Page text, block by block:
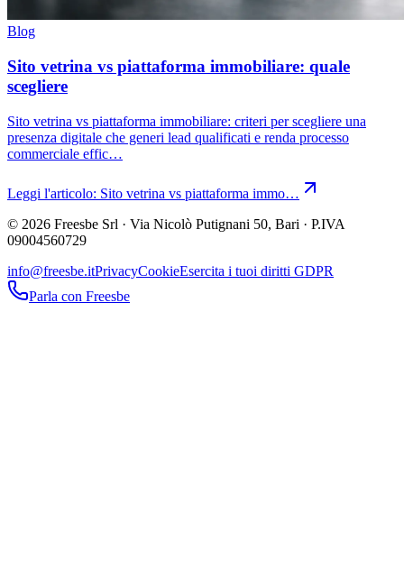
Blog
Sito vetrina vs piattaforma immobiliare: quale
scegliere
Sito vetrina vs piattaforma immobiliare: criteri per scegliere una
presenza digitale che generi lead qualificati e renda processo
commerciale effic…
Leggi l'articolo: Sito vetrina vs piattaforma immo…
© 2026 Freesbe Srl · Via Nicolò Putignani 50, Bari · P.IVA
09004560729
info@freesbe.itPrivacyCookieEsercita i tuoi diritti GDPR
Parla con Freesbe